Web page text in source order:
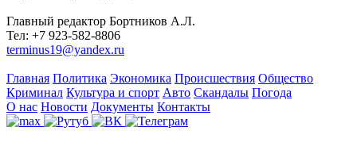
Главный редактор Бортников А.Л.
Тел: +7 923-582-8806
terminus19@yandex.ru
Главная Политика Экономика Происшествия Общество
Криминал Культура и спорт Авто Скандалы Погода
О нас Новости Документы Контакты